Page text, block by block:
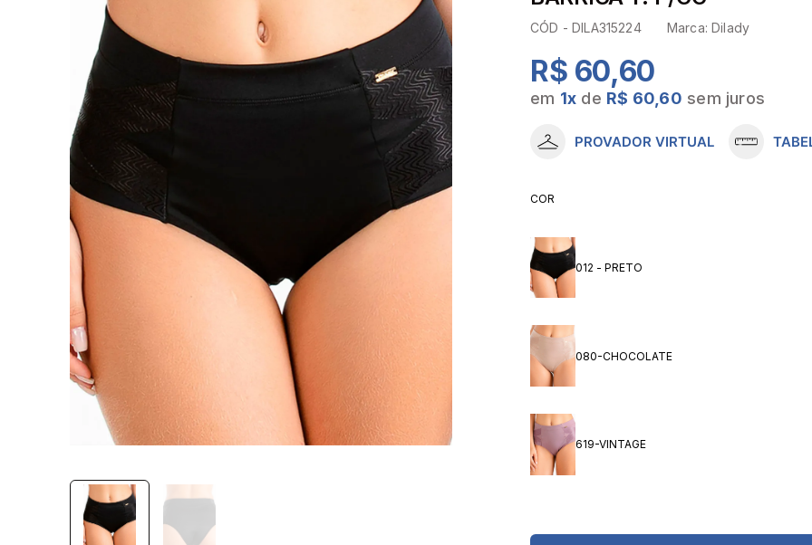
CÓD -DILA315224 Marca:Dilady
R$ 60,60
em 1x de R$ 60,60 sem juros
PROVADOR VIRTUAL
COR
012 - PRETO
080-CHOCOLATE
619-VINTAGE
6º
sutias
8º
hering intimates
10º meia lupo